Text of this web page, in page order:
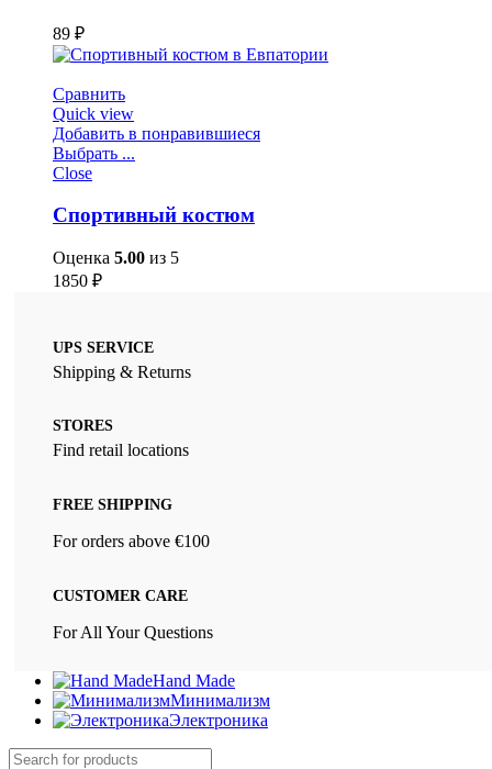
89 ₽
Сравнить
Quick view
Добавить в понравившиеся
Выбрать ...
Close
Спортивный костюм
Оценка 5.00 из 5
1850 ₽
UPS SERVICE
Shipping & Returns
STORES
Find retail locations
FREE SHIPPING
For orders above €100
CUSTOMER CARE
For All Your Questions
Hand Made
Минимализм
Электроника